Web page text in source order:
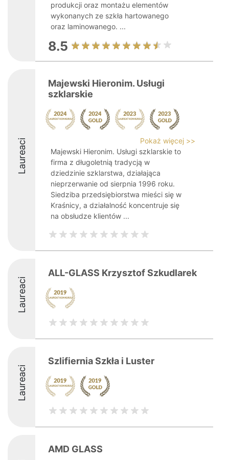
produkcji oraz montażu elementów
wykonanych ze szkła hartowanego
oraz laminowanego. ...
8.5
Laureaci
Majewski Hieronim. Usługi
szklarskie
Pokaż więcej >>
Majewski Hieronim. Usługi szklarskie to
firma z długoletnią tradycją w
dziedzinie szklarstwa, działająca
nieprzerwanie od sierpnia 1996 roku.
Siedziba przedsiębiorstwa mieści się w
Kraśnicy, a działalność koncentruje się
na obsłudze klientów ...
Laureaci
ALL-GLASS Krzysztof Szkudlarek
Laureaci
Szlifiernia Szkła i Luster
AMD GLASS